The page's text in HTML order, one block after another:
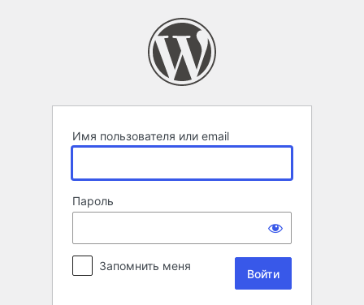
Имя пользователя или email
Пароль
Запомнить меня